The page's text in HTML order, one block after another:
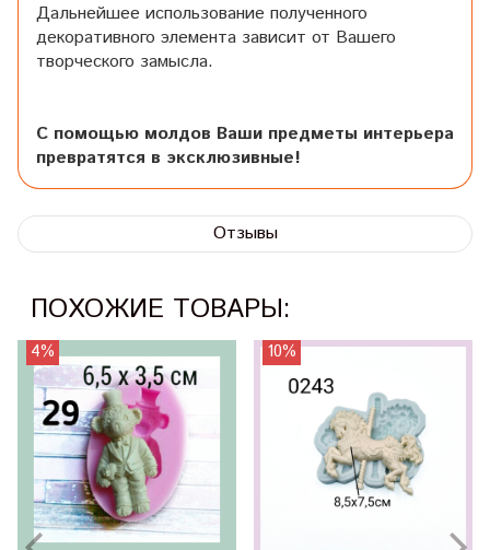
Дальнейшее использование полученного
декоративного элемента зависит от Вашего
творческого замысла.
С помощью молдов Ваши предметы интерьера
превратятся в эксклюзивные!
Отзывы
ПОХОЖИЕ ТОВАРЫ:
4% 10%